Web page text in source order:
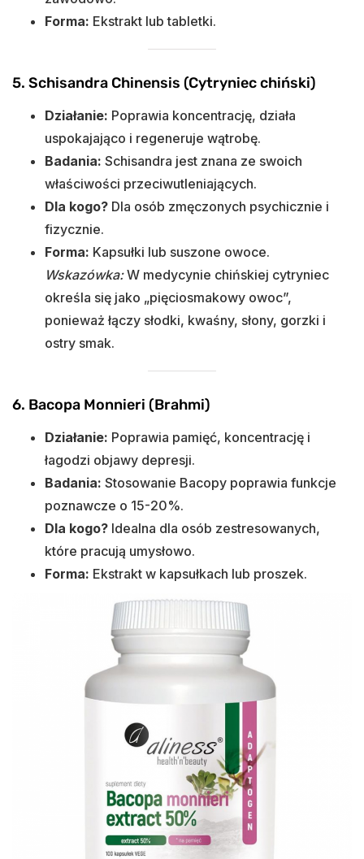
Forma: Ekstrakt lub tabletki.
5. Schisandra Chinensis (Cytryniec chiński)
Działanie: Poprawia koncentrację, działa
uspokajająco i regeneruje wątrobę.
Badania: Schisandra jest znana ze swoich
właściwości przeciwutleniających.
Dla kogo? Dla osób zmęczonych psychicznie i
fizycznie.
Forma: Kapsułki lub suszone owoce.
Wskazówka:W medycynie chińskiej cytryniec
określa się jako „pięciosmakowy owoc”,
ponieważ łączy słodki, kwaśny, słony, gorzki i
ostry smak.
6. Bacopa Monnieri (Brahmi)
Działanie: Poprawia pamięć, koncentrację i
łagodzi objawy depresji.
Badania: Stosowanie Bacopy poprawia funkcje
poznawcze o 15-20%.
Dla kogo? Idealna dla osób zestresowanych,
które pracują umysłowo.
Forma: Ekstrakt w kapsułkach lub proszek.